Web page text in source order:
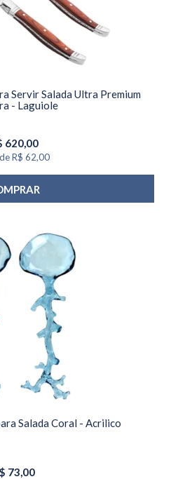
Servir Salada Ultra Premium
- Laguiole
620,00
de R$ 62,00
Salada Coral - Acrilico
73,00